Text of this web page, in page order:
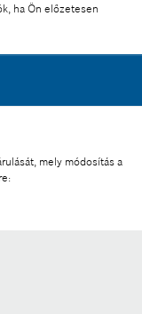
ha Ön előzetesen
mely módosítás a